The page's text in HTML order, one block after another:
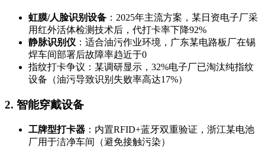
虹膜/人脸识别设备 ：2025年主流方案，某日资电子厂采
用红外活体检测技术后，代打卡率下降92%
静脉识别仪 ：适合油污作业环境，广东某电路板厂在锡
焊车间部署后故障率趋近于0
指纹打卡争议：某调研显示，32%电子厂已淘汰纯指纹
设备（油污导致识别失败率高达17%）
2. 智能穿戴设备
工牌型打卡器 ：内置RFID+蓝牙双重验证，浙江某电池
厂用于洁净车间（避免接触污染）